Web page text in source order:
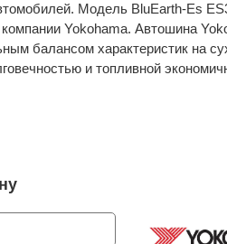
Модель BluEarth-Es
Yokohama. Автошина
балансом характеристик на
и топливной